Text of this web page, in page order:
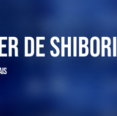
de Shibori